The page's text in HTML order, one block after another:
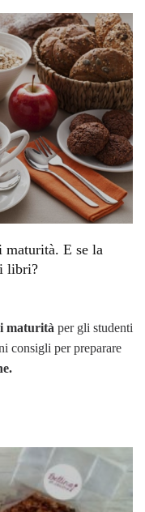
maturità. E se la
libri?
maturità per gli studenti
consigli per preparare